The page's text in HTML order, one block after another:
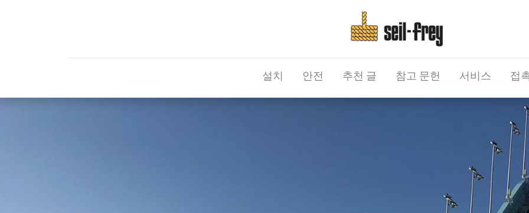
설치 안전 추천 글 참고 문헌 서비스 접